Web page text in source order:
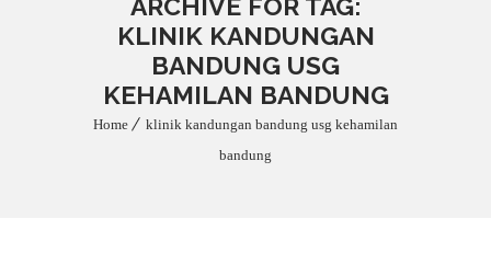
ARCHIVE FOR TAG:
KLINIK KANDUNGAN
BANDUNG USG
KEHAMILAN BANDUNG
Home
klinik kandungan bandung usg kehamilan
bandung